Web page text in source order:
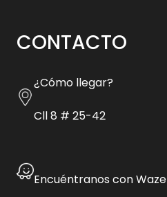
CONTACTO
¿Cómo llegar?
Cll 8 # 25-42
Encuéntranos con Waze